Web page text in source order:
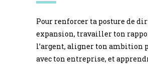
Pour renforcer ta posture de
expansion, travailler ton
l’argent, aligner ton ambition
avec ton entreprise, et